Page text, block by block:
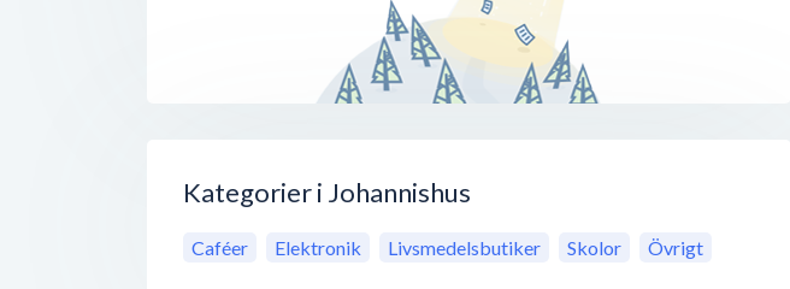
Kategorier i Johannishus
Caféer Elektronik Livsmedelsbutiker Skolor Övrigt